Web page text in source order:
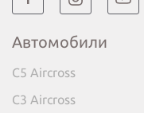
Автомобили
C5 Aircross
C3 Aircross